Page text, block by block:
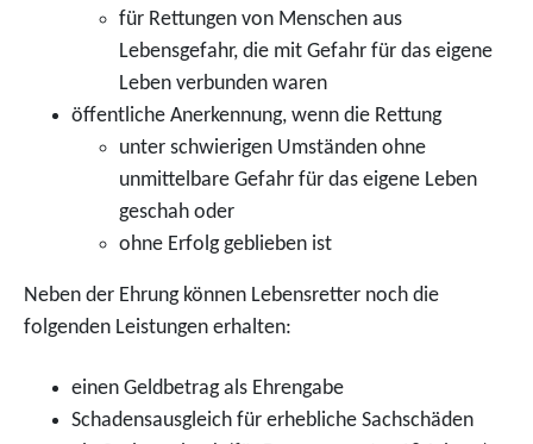
für Rettungen von Menschen aus
Lebensgefahr, die mit Gefahr für das eigene
Leben verbunden waren
öffentliche Anerkennung, wenn die Rettung
unter schwierigen Umständen ohne
unmittelbare Gefahr für das eigene Leben
geschah oder
ohne Erfolg geblieben ist
Neben der Ehrung können Lebensretter noch die
folgenden Leistungen erhalten:
einen Geldbetrag als Ehrengabe
Schadensausgleich für erhebliche Sachschäden